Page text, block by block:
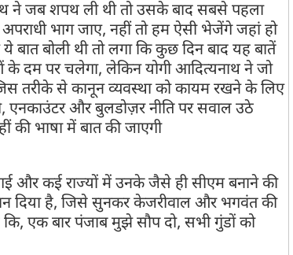
ने जब शपथ ली थी तो उसके बाद सबसे पहला
भाग जाए, नहीं तो हम ऐसी भेजेंगे जहां हो
बोली थी तो लगा कि कुछ दिन बाद यह बातें
दम पर चलेगा, लेकिन योगी आदित्यनाथ ने जो
तरीके से कानून व्यवस्था को कायम रखने के लिए
एनकाउंटर और बुलडोज़र नीति पर सवाल उठे
की भाषा में बात की जाएगी
और कई राज्यों में उनके जैसे ही सीएम बनाने की
दिया है, जिसे सुनकर केजरीवाल और भगवंत की
एक बार पंजाब मुझे सौप दो, सभी गुंडों को